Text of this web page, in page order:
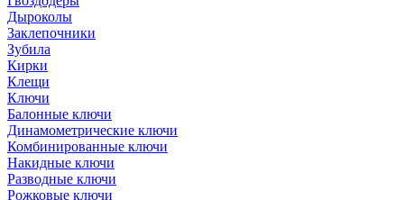
Дыроколы
Заклепочники
Зубила
Кирки
Клещи
Ключи
Балонные ключи
Динамометрические ключи
Комбинированные ключи
Накидные ключи
Разводные ключи
Рожковые ключи